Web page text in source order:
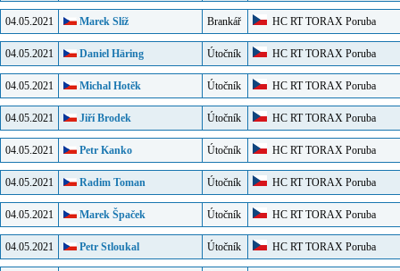
04.05.2021 Marek Slíž Brankář HC RT TORAX Poruba
04.05.2021 Daniel Häring Útočník HC RT TORAX Poruba
04.05.2021 Michal Hotěk Útočník HC RT TORAX Poruba
04.05.2021 Jiří Brodek Útočník HC RT TORAX Poruba
04.05.2021 Petr Kanko Útočník HC RT TORAX Poruba
04.05.2021 Radim Toman Útočník HC RT TORAX Poruba
04.05.2021 Marek Špaček Útočník HC RT TORAX Poruba
04.05.2021 Petr Stloukal Útočník HC RT TORAX Poruba